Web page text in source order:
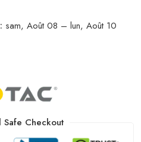
sam, Août 08 – lun, Août 10
Safe Checkout